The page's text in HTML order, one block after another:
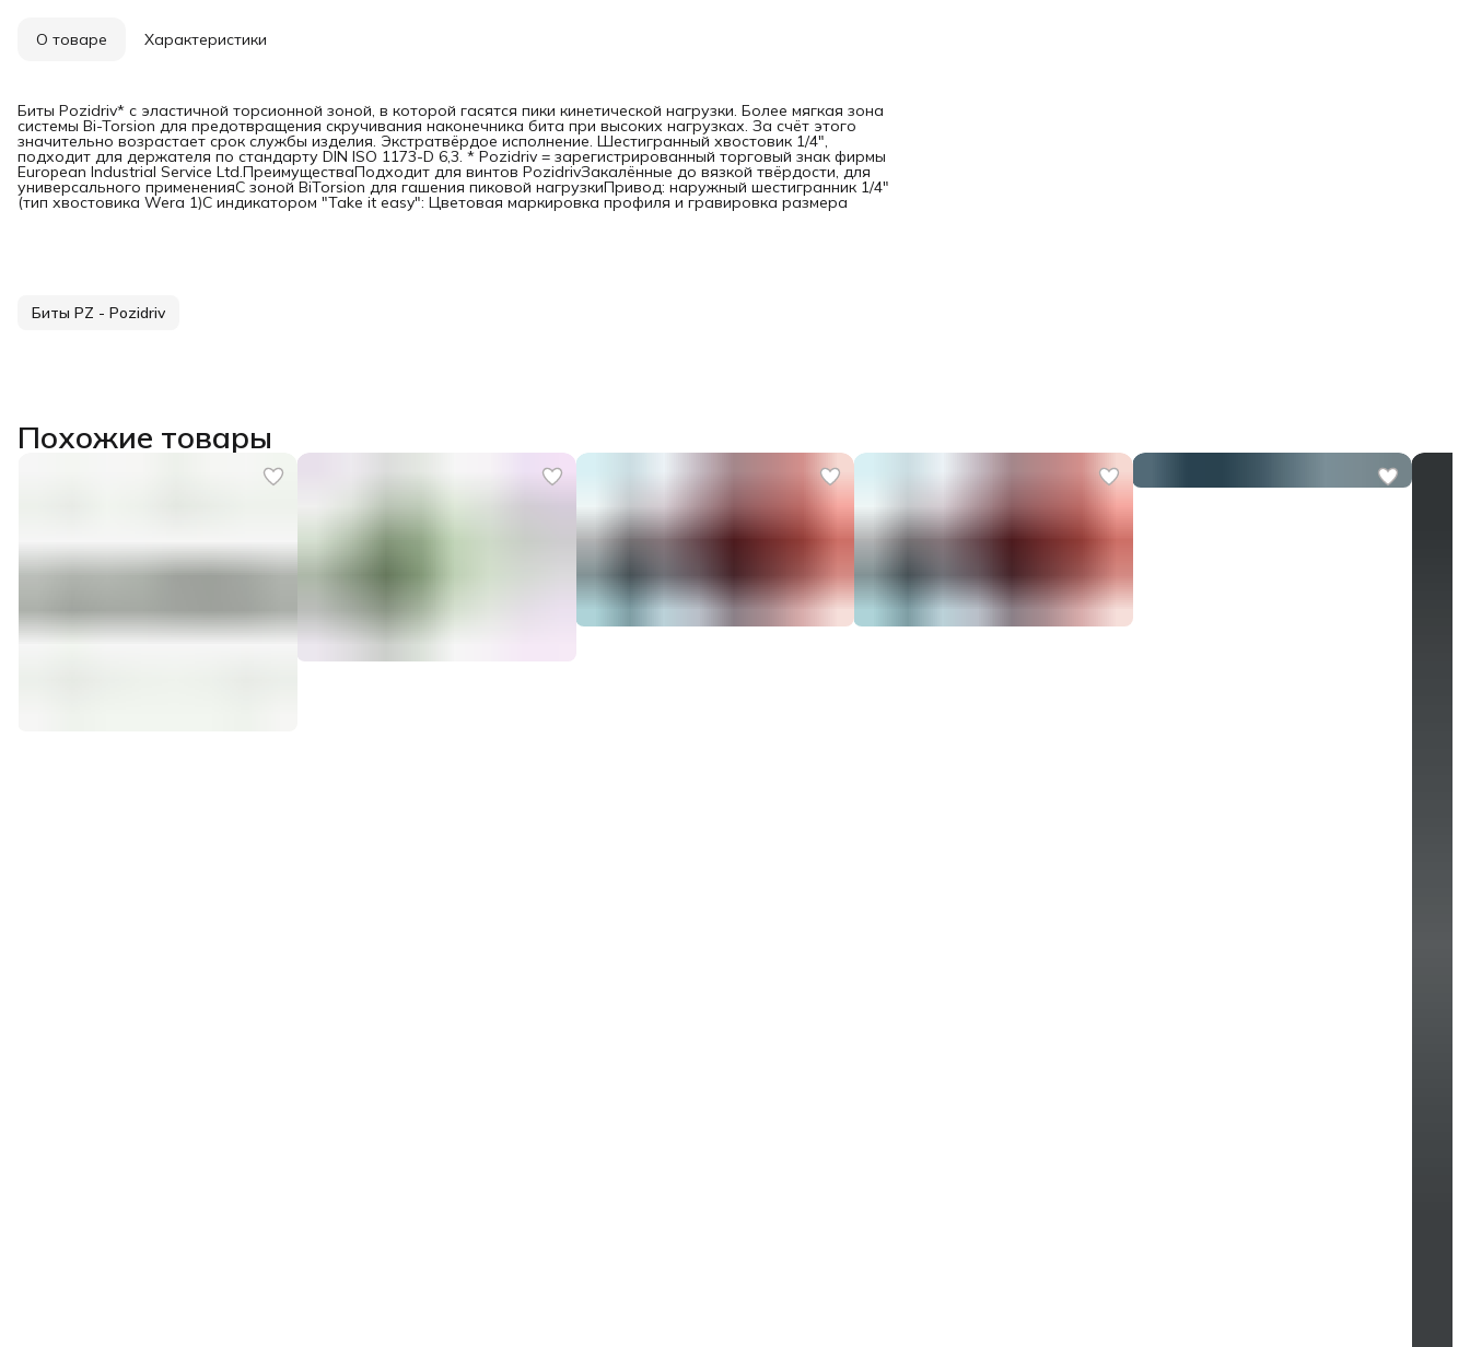
О товаре Характеристики
Биты Pozidriv* с эластичной торсионной зоной, в которой гасятся пики кинетической нагрузки. Более мягкая зона
системы Bi-Torsion для предотвращения скручивания наконечника бита при высоких нагрузках. За счёт этого
значительно возрастает срок службы изделия. Экстратвёрдое исполнение. Шестигранный хвостовик 1/4",
подходит для держателя по стандарту DIN ISO 1173-D 6,3. * Pozidriv = зарегистрированный торговый знак фирмы
European Industrial Service Ltd.ПреимуществаПодходит для винтов PozidrivЗакалённые до вязкой твёрдости, для
универсального примененияС зоной BiTorsion для гашения пиковой нагрузкиПривод: наружный шестигранник 1/4"
(тип хвостовика Wera 1)С индикатором "Take it easy": Цветовая маркировка профиля и гравировка размера
Биты PZ - Pozidriv
Похожие товары